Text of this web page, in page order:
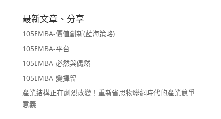
最新文章、分享
105EMBA-價值創新(藍海策略)
105EMBA-平台
105EMBA-必然與偶然
105EMBA-變擇留
產業結構正在劇烈改變！重新省思物聯網時代的產業競爭
意義